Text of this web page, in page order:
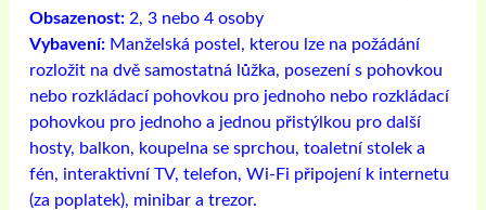
Obsazenost: 2, 3 nebo 4 osoby
Vybavení: Manželská postel, kterou lze na požádání
rozložit na dvě samostatná lůžka, posezení s pohovkou
nebo rozkládací pohovkou pro jednoho nebo rozkládací
pohovkou pro jednoho a jednou přistýlkou ​​pro další
hosty, balkon, koupelna se sprchou, toaletní stolek a
fén, interaktivní TV, telefon, Wi-Fi připojení k internetu
(za poplatek), minibar a trezor.